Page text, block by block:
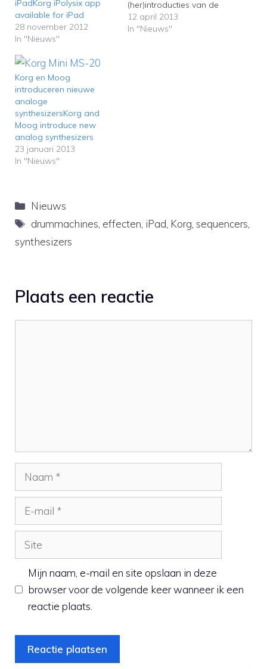
iPadKorg iPolysix app
available for iPad
28 november 2012
In "Nieuws"
(her)introducties van de
afgelopen jaren op het
gebied van de analoge
12 april 2013
In "Nieuws"
Korg en Moog
introduceren nieuwe
analoge
synthesizersKorg and
Moog introduce new
analog synthesizers
23 januari 2013
In "Nieuws"
Categorieën
Nieuws
Tags
drummachines effecten iPad Korg ,sequencers
synthesizers
Plaats een reactie
Naam
Site
Mijn naam, e-mail en site opslaan in deze
browser voor de volgende keer wanneer ik een
reactie plaats.